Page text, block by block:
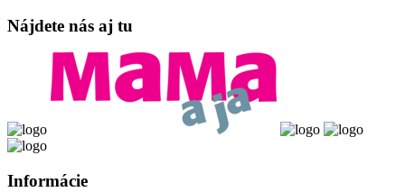
Nájdete nás aj tu
Informácie